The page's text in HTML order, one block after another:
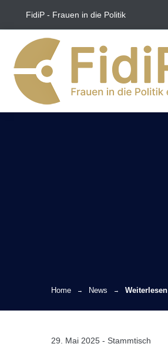
FidiP - Frauen in die Politik
Home News Weiterlesen
29. Mai 2025 - Stammtisch